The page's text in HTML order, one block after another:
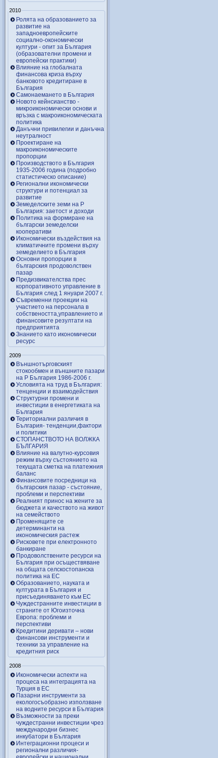
2010
Ролята на образованието за
развитие на
западноевропейските
социално-окономически
култури - опит за България
(образователни промени и
европейски практики)
Влияние на глобалната
финансова криза върху
банковото кредитиране в
България
Самонаемането в България
Новото кейнсианство -
микроикономически основи и
връзка с макроикономическата
политика
Данъчни привилегии и данъчна
неутралност
Проектиране на
макроикономическите
пропорции
Производството в България
1935-2006 година (подробно
статистическо описание)
Регионални икономически
структури и потенциал за
развитие
Земеделските земи на Р
България: заетост и доходи
Политика на формиране на
български земеделски
кооперативи
Икономически въздействия на
климатичните промени върху
земеделието в България
Основни пропорции в
българския продоволствен
пазар
Предизвикателства прес
корпоративното управление в
България след 1 януари 2007 г.
Съвременни проекции на
участието на персонала в
собствеността,управлението и
финансовите резултати на
предприятията
Знанието като икономически
ресурс
2009
Външнотърговският
стокообмен и външните пазари
на Р България 1986-2006 г.
Условията на труд в България:
тенценции и взаимодействия
Структурни промени и
инвестиции в енергетиката на
България
Териториални различия в
България- тенденции,фактори
и политики
СТОПАНСТВОТО НА ВОЛЖКА
БЪЛГАРИЯ
Влияние на валутно-курсовия
режим върху състоянието на
текущата сметка на платежния
баланс
Финансовите посредници на
българския пазар - състояние,
проблеми и перспективи
Реалният принос на жените за
бюджета и качеството на живот
на семейството
Променящите се
детерминанти на
икономическия растеж
Рисковете при електронното
банкиране
Продоволствените ресурси на
България при осъществяване
на общата селскостопанска
политика на ЕС
Образованието, науката и
културата в България и
присъединяването към ЕС
Чуждестранните инвестиции в
страните от Югоизточна
Европа: проблеми и
перспективи
Кредитини деривати – нови
финансови инструменти и
техники за управление на
кредитния риск
2008
Икономически аспекти на
процеса на интеграцията на
Турция в ЕС
Пазарни инструменти за
екологосъобразно използване
на водните ресурси в България
Възможности за преки
чуждестранни инвестиции чрез
международни бизнес
инкубатори в България
Интеграционни процеси и
регионални различия-